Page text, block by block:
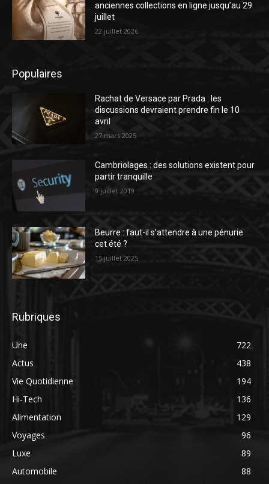
anciennes collections en ligne jusqu’au 29
juillet
22 juillet 2026
Populaires
Rachat de Versace par Prada : les
discussions devraient prendre fin le 10
avril
27 mars 2025
Cambriolages : des solutions existent pour
partir tranquille
9 juillet 2019
Beurre : faut-il s’attendre à une pénurie
cet été ?
15 juillet 2025
Rubriques
Une
722
Actus
438
Vie Quotidienne
194
Hi-Tech
136
Alimentation
129
Voyages
96
Luxe
89
Automobile
88